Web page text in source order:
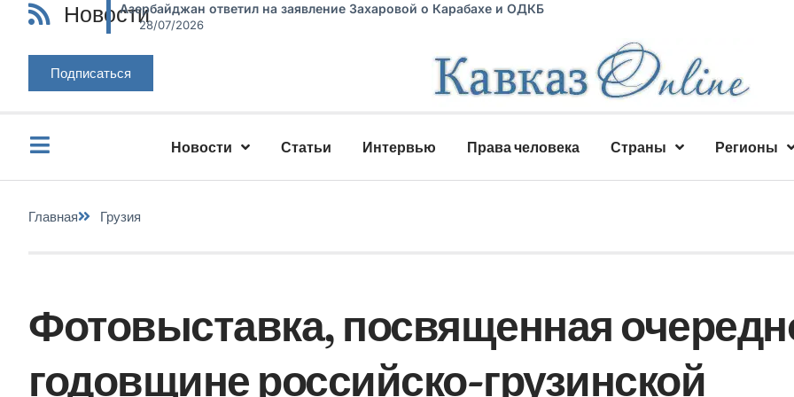
НовостиАзербайджан ответил на заявление Захаровой о Карабахе и ОДКБ
28/07/2026
Подписаться
Новости Статьи Интервью Права человека Страны Регионы
Главная Грузия
Фотовыставка, посвященная
годовщине российско-грузинской